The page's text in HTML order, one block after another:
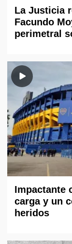
La Justicia
Facundo
perimetral
Impactante
carga y un
heridos